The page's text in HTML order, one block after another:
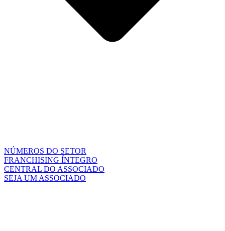
NÚMEROS DO SETOR
FRANCHISING ÍNTEGRO
CENTRAL DO ASSOCIADO
SEJA UM ASSOCIADO